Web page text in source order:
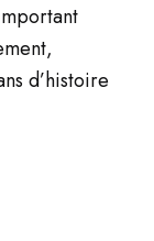
d’histoire